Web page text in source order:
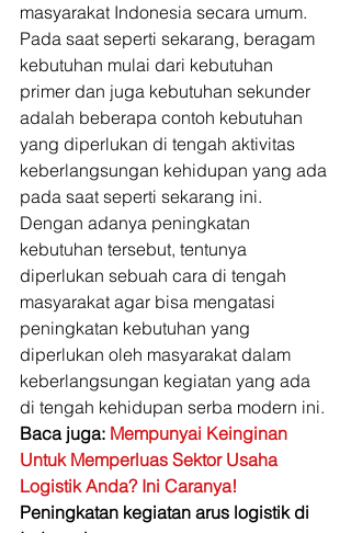
masyarakat Indonesia secara umum.
Pada saat seperti sekarang, beragam
kebutuhan mulai dari kebutuhan
primer dan juga kebutuhan sekunder
adalah beberapa contoh kebutuhan
yang diperlukan di tengah aktivitas
keberlangsungan kehidupan yang ada
pada saat seperti sekarang ini.
Dengan adanya peningkatan
kebutuhan tersebut, tentunya
diperlukan sebuah cara di tengah
masyarakat agar bisa mengatasi
peningkatan kebutuhan yang
diperlukan oleh masyarakat dalam
keberlangsungan kegiatan yang ada
di tengah kehidupan serba modern ini.
Baca juga: Mempunyai Keinginan
Untuk Memperluas Sektor Usaha
Logistik Anda? Ini Caranya!
Peningkatan kegiatan arus logistik di